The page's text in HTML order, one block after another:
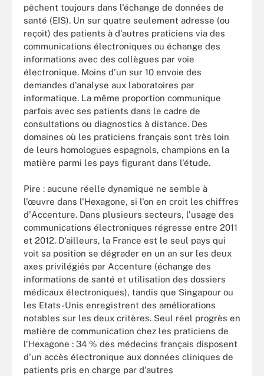
pêchent toujours dans l'échange de données de
santé (EIS). Un sur quatre seulement adresse (ou
reçoit) des patients à d'autres praticiens via des
communications électroniques ou échange des
informations avec des collègues par voie
électronique. Moins d'un sur 10 envoie des
demandes d'analyse aux laboratoires par
informatique. La même proportion communique
parfois avec ses patients dans le cadre de
consultations ou diagnostics à distance. Des
domaines où les praticiens français sont très loin
de leurs homologues espagnols, champions en la
matière parmi les pays figurant dans l'étude.
Pire : aucune réelle dynamique ne semble à
l'œuvre dans l'Hexagone, si l'on en croit les chiffres
d'Accenture. Dans plusieurs secteurs, l'usage des
communications électroniques régresse entre 2011
et 2012. D'ailleurs, la France est le seul pays qui
voit sa position se dégrader en un an sur les deux
axes privilégiés par Accenture (échange des
informations de santé et utilisation des dossiers
médicaux électroniques), tandis que Singapour ou
les Etats-Unis enregistrent des améliorations
notables sur les deux critères. Seul réel progrès en
matière de communication chez les praticiens de
l'Hexagone : 34 % des médecins français disposent
d'un accès électronique aux données cliniques de
patients pris en charge par d'autres